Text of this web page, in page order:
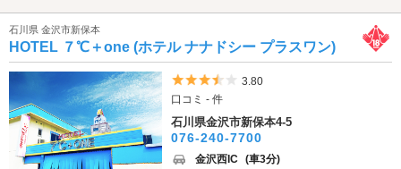
石川県 金沢市新保本
HOTEL ７℃＋one (ホテル ナナドシー プラスワン)
5つ星のうち3.5
3.80
口コミ - 件
石川県金沢市新保本4-5
076-240-7700
金沢西IC (車3分)